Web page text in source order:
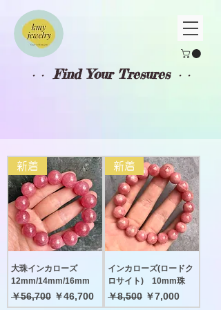
・・ Find Your Tresures ・・
新着
大珠インカローズ
12mm/14mm/16mm
通常価格
￥56,700 セール価格
￥46,700
新着
インカローズ(ロードク
ロサイト) 10mm珠
通常価格
￥8,500 セール価格
￥7,000